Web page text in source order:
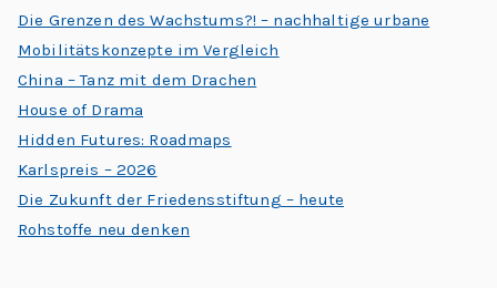
Die Grenzen des Wachstums?! – nachhaltige urbane
Mobilitätskonzepte im Vergleich
China – Tanz mit dem Drachen
House of Drama
Hidden Futures: Roadmaps
Karlspreis – 2026
Die Zukunft der Friedensstiftung – heute
Rohstoffe neu denken